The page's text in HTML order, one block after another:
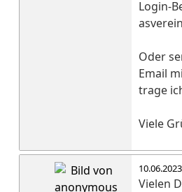
Login-
Oder
Email
trage
Viele
Vielen